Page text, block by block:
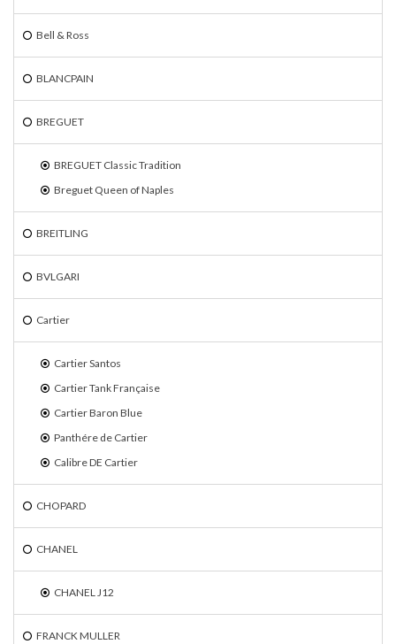
Bell & Ross
BLANCPAIN
BREGUET
BREGUET Classic Tradition
Breguet Queen of Naples
BREITLING
BVLGARI
Cartier
Cartier Santos
Cartier Tank Française
Cartier Baron Blue
Panthére de Cartier
Calibre DE Cartier
CHOPARD
CHANEL
CHANEL J12
FRANCK MULLER